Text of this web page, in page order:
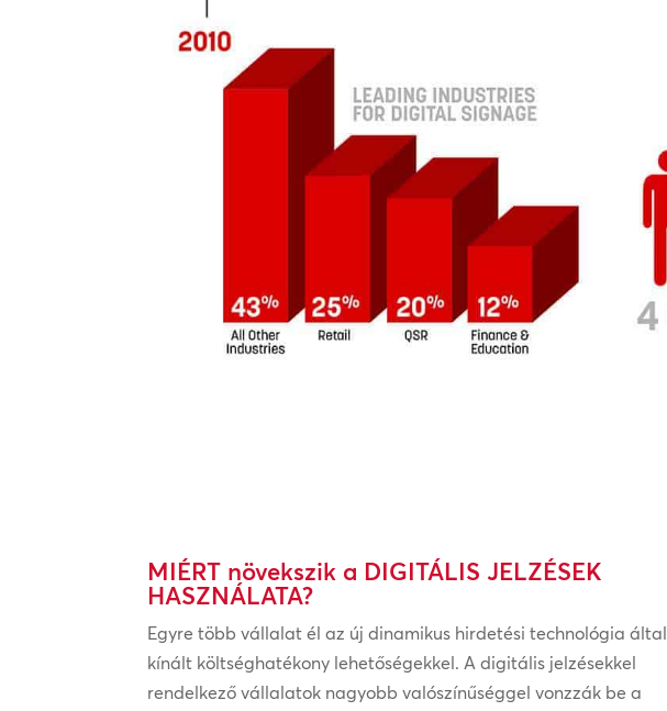
MIÉRT növekszik a DIGITÁLIS JELZÉSEK
HASZNÁLATA?
Egyre több vállalat él az új dinamikus hirdetési technológia által
kínált költséghatékony lehetőségekkel. A digitális jelzésekkel
rendelkező vállalatok nagyobb valószínűséggel vonzzák be a